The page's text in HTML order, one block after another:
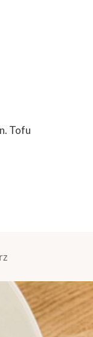
Tofu